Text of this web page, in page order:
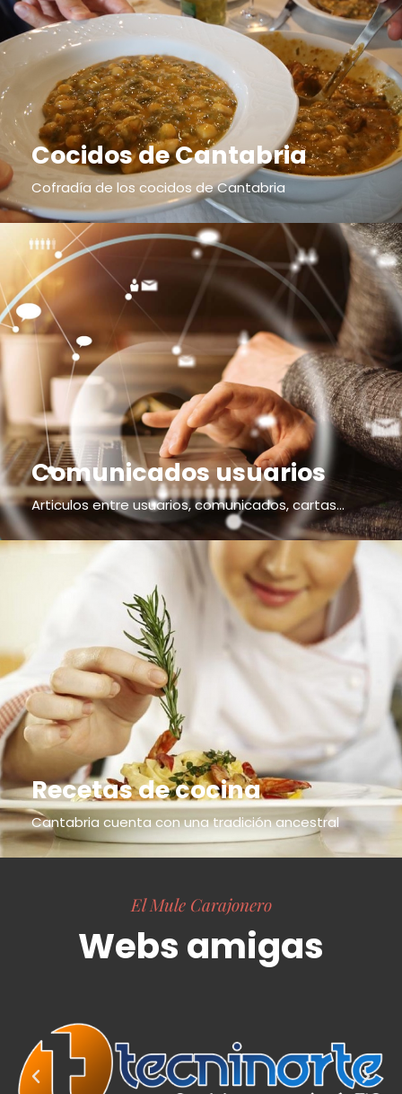
Cocidos de Cantabria
Cofradía de los cocidos de Cantabria
Comunicados usuarios
Articulos entre usuarios, comunicados, cartas...
Recetas de cocina
Cantabria cuenta con una tradición ancestral
El Mule Carajonero
Webs amigas